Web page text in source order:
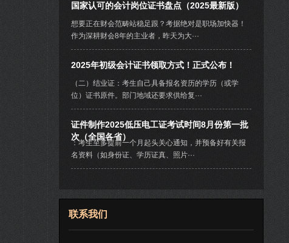
国家认可的会计岗位证书盘点（2025最新版）
想要正在财会范畴站稳足跟？考据绝对是职场加快器！
作为深耕财会8年的主业者，昨天为大···
2025年初级会计证书领取方式！正式公布！
（二）结业证：考生自己具备报名资历的学历（或学
位）证书原件。部门地域还要求供给复···
证件制作2025低压电工证考试时间8月份第一批
次（全国各省）
：考生至多提前一个月起头关心通知，并预备好有关报
名资料（如身份证、学历证真、照片···
联系我们